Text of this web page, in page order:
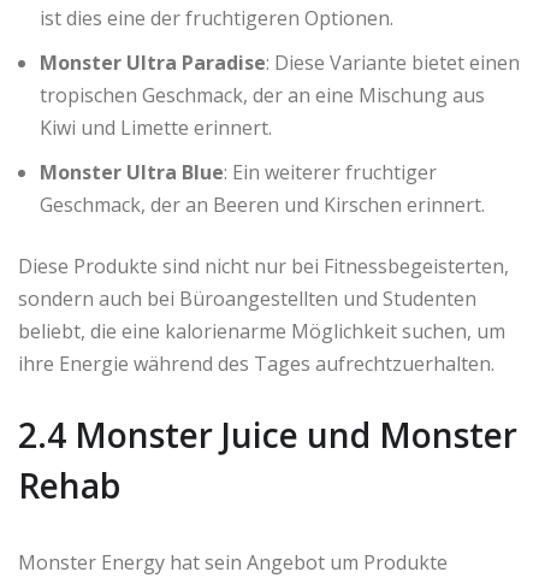
ist dies eine der fruchtigeren Optionen.
Monster Ultra Paradise: Diese Variante bietet einen
tropischen Geschmack, der an eine Mischung aus
Kiwi und Limette erinnert.
Monster Ultra Blue: Ein weiterer fruchtiger
Geschmack, der an Beeren und Kirschen erinnert.
Diese Produkte sind nicht nur bei Fitnessbegeisterten,
sondern auch bei Büroangestellten und Studenten
beliebt, die eine kalorienarme Möglichkeit suchen, um
ihre Energie während des Tages aufrechtzuerhalten.
2.4 Monster Juice und Monster
Rehab
Monster Energy hat sein Angebot um Produkte